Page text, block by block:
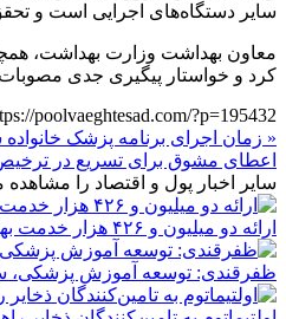
سایر دستگاه‌های اجرایی است و
معاون بهداشت وزارت بهداشت،
کرد و خواستار پیگیری جدی
poolvaeghtesad.com/?p=195432
« زمان اجرای برنامه پزشک
اعطای مشوق برای تسریع در
سایر اخبار پول و اقتصاد را مشاهده
ارائه دو میلیون و ۴۲۶ هزار خدمت بهداشتی و درمانی به زائران
ظفرقندی: توسعه آموزش پزشکی،